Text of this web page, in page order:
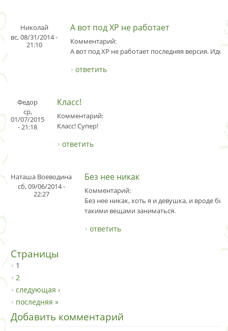
Николай
вс, 08/31/2014 -
21:10
А вот под XP не работает
Комментарий:
А вот под XP не работает последняя версия. Идет
ответить
Федор
ср,
01/07/2015
- 21:18
Класс!
Комментарий:
Класс! Супер!
ответить
Наташа Воеводина
сб, 09/06/2014 -
22:27
Без нее никак
Комментарий:
Без нее никак, хоть я и девушка, и вроде бы
такими вещами заниматься.
ответить
Страницы
1
2
следующая ›
последняя »
Добавить комментарий